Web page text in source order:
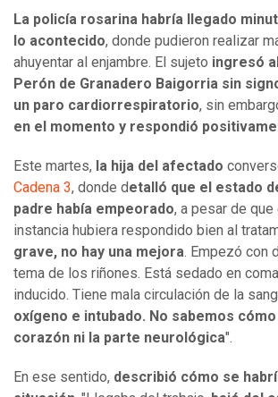
La policía rosarina habría llegado
lo acontecido, donde pudieron realizar
ahuyentar al enjambre. El sujeto ingresó
Perón de Granadero Baigorria sin
un paro cardiorrespiratorio, sin
en el momento y respondió
Este martes, la hija del afectado
Cadena 3, donde detalló que el estado
padre había empeorado, a pesar de que
instancia hubiera respondido bien al
grave, no hay una mejora. Empezó con
tema de los riñones. Está sedado en
inducido. Tiene mala circulación de la
oxígeno e intubado. No sabemos
corazón ni la parte neurológica".
En ese sentido, describió cómo se